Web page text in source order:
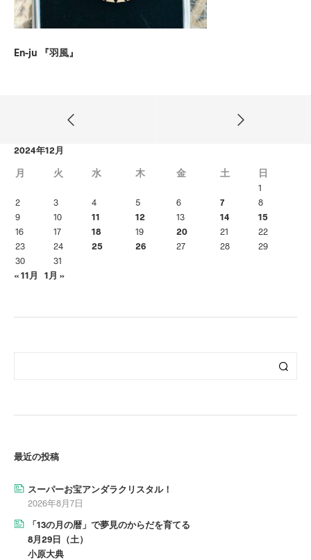
En-ju 『羽風』
2024年12月
月 火 水 木 金 土 日
1
2
3 4 5 6 7
8
9
10 11 12 13 14
15
16
17 18 19 20 21
22
23
24 25 26 27 28
29
30
31
« 11月
1月 »
最近の投稿
スーパーお宝アンダラクリスタル！
2026年8月7日
「13の月の暦」で夢見のからだを育てる
8月29日（土）
小原大典